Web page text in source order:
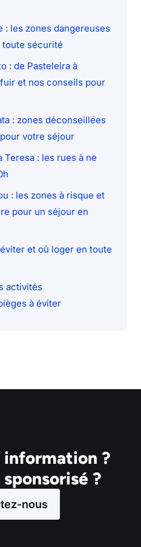
: les zones dangereuses
sécurité
: de Pasteleira à
et nos conseils pour
: zones déconseillées
votre séjour
Teresa : les rues à ne
: les zones à risque et
pour un séjour en
et où loger en toute
activités
à éviter
information ?
?
nous